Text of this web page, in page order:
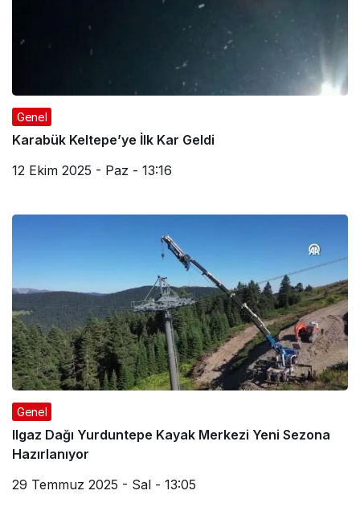
Genel
Karabük Keltepe’ye İlk Kar Geldi
12 Ekim 2025 - Paz - 13:16
Genel
Ilgaz Dağı Yurduntepe Kayak Merkezi Yeni Sezona
Hazırlanıyor
29 Temmuz 2025 - Sal - 13:05